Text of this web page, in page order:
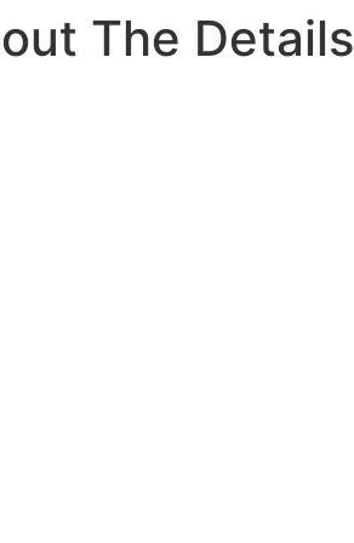
The Details